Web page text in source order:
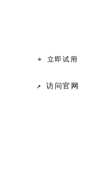
⌖ 立即试用
↗ 访问官网